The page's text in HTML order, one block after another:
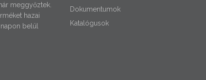
meggyőztek.
hazai
belül
Dokumentumok
Katalógusok